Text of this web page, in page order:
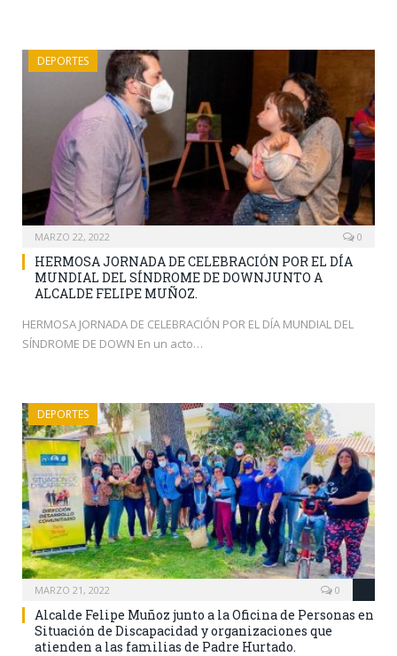
DEPORTES
MARZO 22, 2022 0
HERMOSA JORNADA DE CELEBRACIÓN POR EL DÍA
MUNDIAL DEL SÍNDROME DE DOWNJUNTO A
ALCALDE FELIPE MUÑOZ.
HERMOSA JORNADA DE CELEBRACIÓN POR EL DÍA MUNDIAL DEL
SÍNDROME DE DOWN En un acto…
DEPORTES
MARZO 21, 2022 0
Alcalde Felipe Muñoz junto a la Oficina de Personas en
Situación de Discapacidad y organizaciones que
atienden a las familias de Padre Hurtado.